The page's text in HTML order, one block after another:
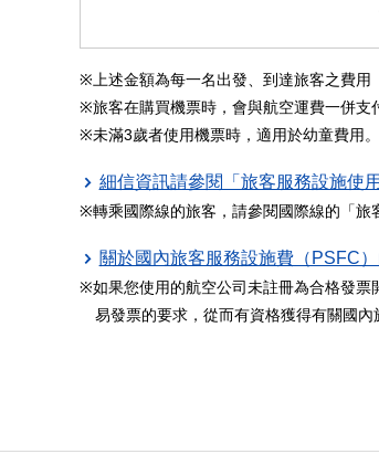
上述金額為每一名出發、到達旅客之費用
旅客在購買機票時，會與航空運費一併支
未滿3歲者使用機票時，適用於幼童費用。
細信資訊請參閱「旅客服務設施使
轉乘國際線的旅客，請參閱國際線的「旅
關於國內旅客服務設施費（PSFC
如果您使用的航空公司未註冊為合格發
易發票的要求，從而有資格獲得有關國內